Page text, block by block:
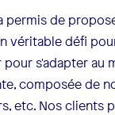
permis de
véritable défi
s'adapter au
composée de
etc. Nos clients